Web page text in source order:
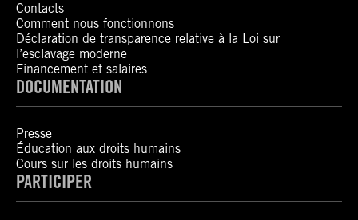
Contacts
Comment nous fonctionnons
Déclaration de transparence relative à la Loi sur
l’esclavage moderne
Financement et salaires
DOCUMENTATION
Presse
Éducation aux droits humains
Cours sur les droits humains
PARTICIPER